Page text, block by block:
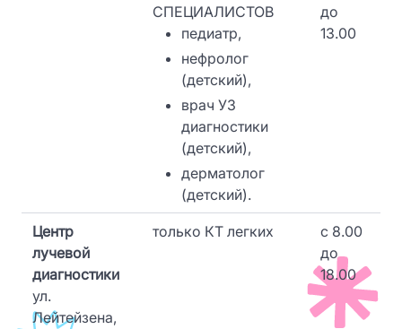
СПЕЦИАЛИСТОВ
педиатр,
нефролог
(детский),
врач УЗ
диагностики
(детский),
дерматолог
(детский).
до
13.00
Центр
лучевой
диагностики
ул.
Лейтейзена,
только КТ легких
c 8.00
до
18.00